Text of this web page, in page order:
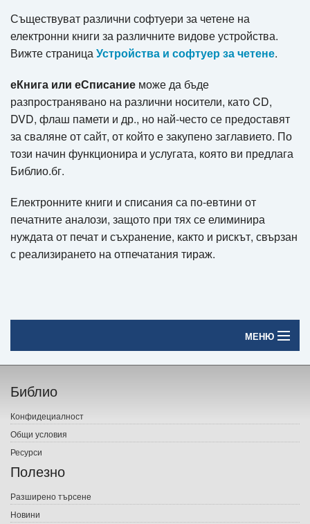
Съществуват различни софтуери за четене на
електронни книги за различните видове устройства.
Вижте страницаУстройства и софтуер за четене.
еКнига или еСписание може да бъде
разпространявано на различни носители, като CD,
DVD, флаш памети и др., но най-често се предоставят
за сваляне от сайт, от който е закупено заглавието. По
този начин функционира и услугата, която ви предлага
Библио.бг.
Електронните книги и списания са по-евтини от
печатните аналози, защото при тях се елиминира
нуждата от печат и съхранение, както и рискът, свързан
с реализирането на отпечатания тираж.
МЕНЮ
Начало
Печатни книги
Електронни книги
Е-списания
Подаръци
Библио
Конфидециалност
Общи условия
Ресурси
Полезно
Разширено търсене
Новини